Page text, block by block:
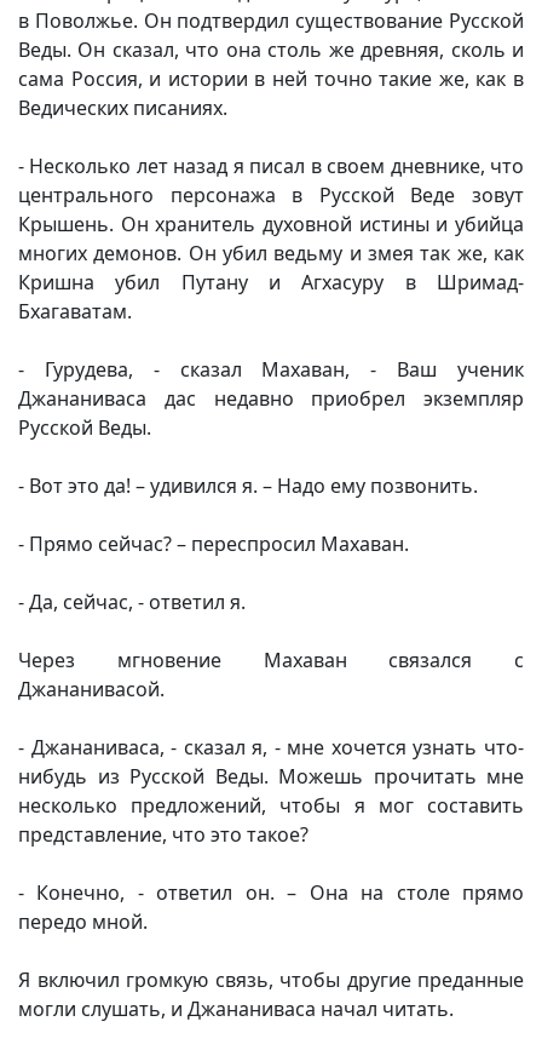
в Поволжье. Он подтвердил существование Русской
Веды. Он сказал, что она столь же древняя, сколь и
сама Россия, и истории в ней точно такие же, как в
Ведических писаниях.
- Несколько лет назад я писал в своем дневнике, что
центрального персонажа в Русской Веде зовут
Крышень. Он хранитель духовной истины и убийца
многих демонов. Он убил ведьму и змея так же, как
Кришна убил Путану и Агхасуру в Шримад-
Бхагаватам.
- Гурудева, - сказал Махаван, - Ваш ученик
Джананиваса дас недавно приобрел экземпляр
Русской Веды.
- Вот это да! – удивился я. – Надо ему позвонить.
- Прямо сейчас? – переспросил Махаван.
- Да, сейчас, - ответил я.
Через мгновение Махаван связался с
Джананивасой.
- Джананиваса, - сказал я, - мне хочется узнать что-
нибудь из Русской Веды. Можешь прочитать мне
несколько предложений, чтобы я мог составить
представление, что это такое?
- Конечно, - ответил он. – Она на столе прямо
передо мной.
Я включил громкую связь, чтобы другие преданные
могли слушать, и Джананиваса начал читать.